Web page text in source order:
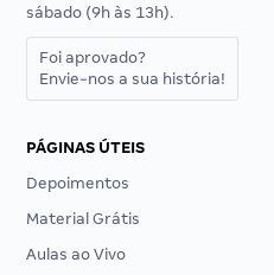
sábado (9h às 13h).
Foi aprovado?
Envie-nos a sua história!
PÁGINAS ÚTEIS
Depoimentos
Material Grátis
Aulas ao Vivo